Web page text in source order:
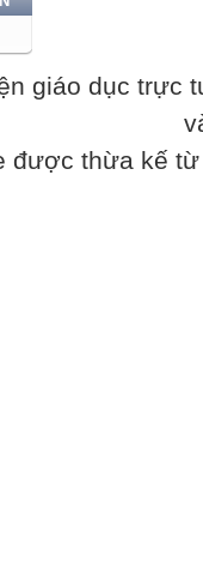
giáo dục trực
được thừa kế